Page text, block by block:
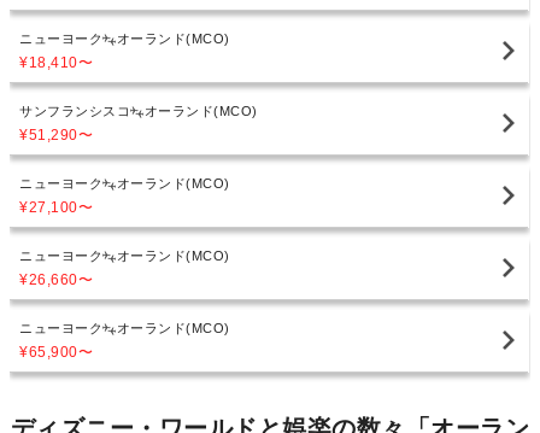
ニューヨーク オーランド(MCO)
¥18,410〜
サンフランシスコ オーランド(MCO)
¥51,290〜
ニューヨーク オーランド(MCO)
¥27,100〜
ニューヨーク オーランド(MCO)
¥26,660〜
ニューヨーク オーランド(MCO)
¥65,900〜